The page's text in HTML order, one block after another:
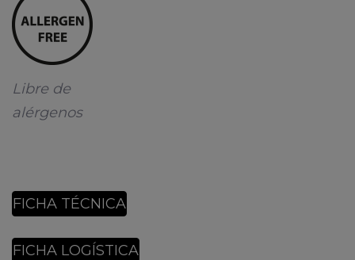
Libre de
alérgenos
FICHA TÉCNICA
FICHA LOGÍSTICA